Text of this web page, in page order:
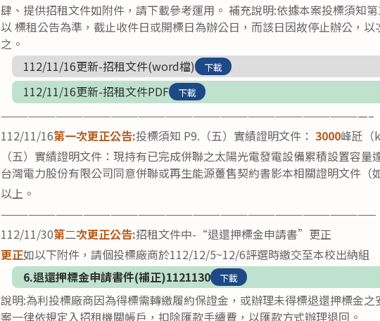
肆、提供招租文件如附件，請下載參考運用。 補充說明:依據本案投標須知
以 標租公告為準，截止收件日或開標日為辦公日，而該日因故停止辦公，
之。
112/11/16更新-招租文件(word檔)
下載
112/11/16更新-招租文件PDF 下載
————————————————————————————————————————–
112/11/16第一次更正公告:投標須知 P9.（五）實績證明文件： 3000峰瓩（
（五）實績證明文件：現持有已完成併聯之太陽光電發電設備累積設置容量
台灣電力股份有限公司同意併聯或再生能源躉售契約書影本相關證明文件（
以上。
—————————————————————————————————————————
112/11/30第二次更正公告:招租文件中-“退還押標金申請書”更正
更正如以下附件，請個投標廠商於112/12/5~12/6評選時繳交至本校出納組
6.退還押標金申請書件(補正)1121130
下載
說明:為利投標廠商因為得標需轉繳履約保證金，或辦理未得標退還押標金
案一律依規定入招租機關帳戶，扣除匯款手續費，以匯款方式辦理退回。